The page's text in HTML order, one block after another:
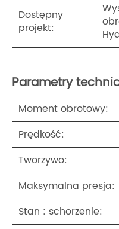
Dostępny
projekt:
Parametry
Moment obrotowy:
Prędkość:
Tworzywo:
Maksymalna presja:
Stan : schorzenie: